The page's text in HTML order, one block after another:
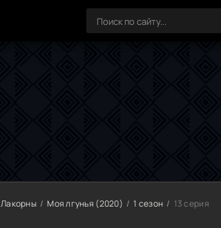
Лакорны Моя лгунья (2020) 1 сезон 13 серия